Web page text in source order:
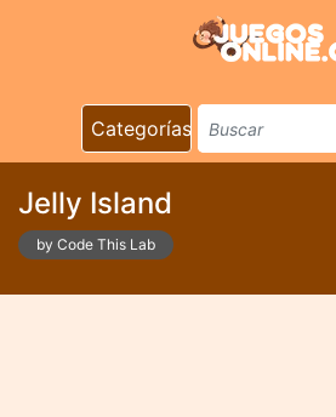
Categorías
Jelly Island
by Code This Lab